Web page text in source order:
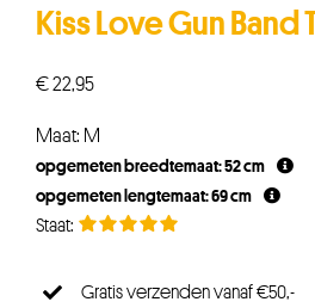
Kiss Love Gun Band
€22,95
Maat: M
opgemeten breedtemaat: 52 cm
opgemeten lengtemaat: 69 cm
Gratis verzenden vanaf €50,-